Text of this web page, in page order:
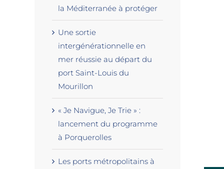
la Méditerranée à protéger
Une sortie
intergénérationnelle en
mer réussie au départ du
port Saint-Louis du
Mourillon
« Je Navigue, Je Trie » :
lancement du programme
à Porquerolles
Les ports métropolitains à